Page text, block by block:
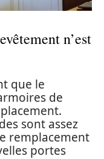
n’est
que le
de
sont assez
remplacement
portes